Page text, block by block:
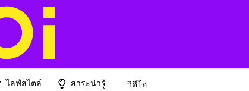
ไลฟ์สไตล์ สาระน่ารู้ วิดีโอ